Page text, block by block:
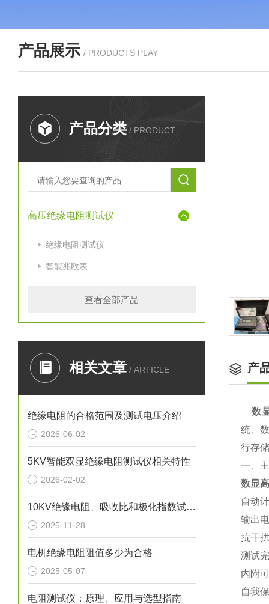
产品展示 / PRODUCTS PLAY
产品分类 / PRODUCT
高压绝缘电阻测试仪
绝缘电阻测试仪
智能兆欧表
查看全部产品
相关文章 / ARTICLE
绝缘电阻的合格范围及测试电压介绍
2026-06-02
5KV智能双显绝缘电阻测试仪相关特性
2026-02-02
10KV绝缘电阻、吸收比和极化指数试验方法
2025-11-28
电机绝缘电阻阻值多少为合格
2025-05-07
电阻测试仪：原理、应用与选型指南
产
数
统、
行存
一、
数显
自动
输出
抗干
测试
内附
自我